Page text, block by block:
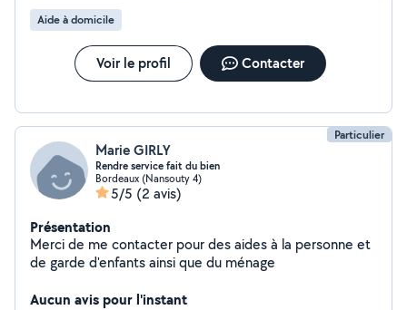
Aide à domicile
Voir le profil Contacter
Particulier
Marie GIRLY
Rendre service fait du bien
Bordeaux (Nansouty 4)
5/5 (2 avis)
Présentation
Merci de me contacter pour des aides à la personne et
de garde d'enfants ainsi que du ménage
Aucun avis pour l'instant